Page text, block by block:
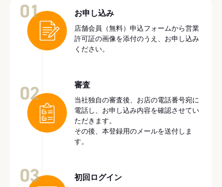
お申し込み
店舗会員（無料）申込フォームから営業
許可証の画像を添付のうえ、お申し込み
ください。
審査
当社独自の審査後、お店の電話番号宛に
電話し、お申し込み内容を確認させてい
ただきます。
その後、本登録用のメールを送付しま
す。
初回ログイン